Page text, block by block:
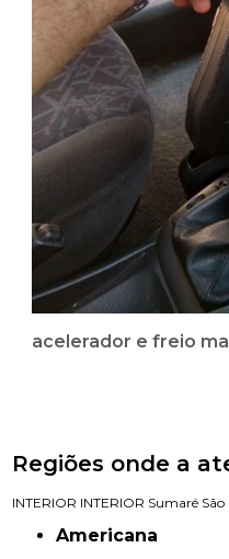
acelerador e freio
Regiões onde a
INTERIOR INTERIOR Sumaré
Americana